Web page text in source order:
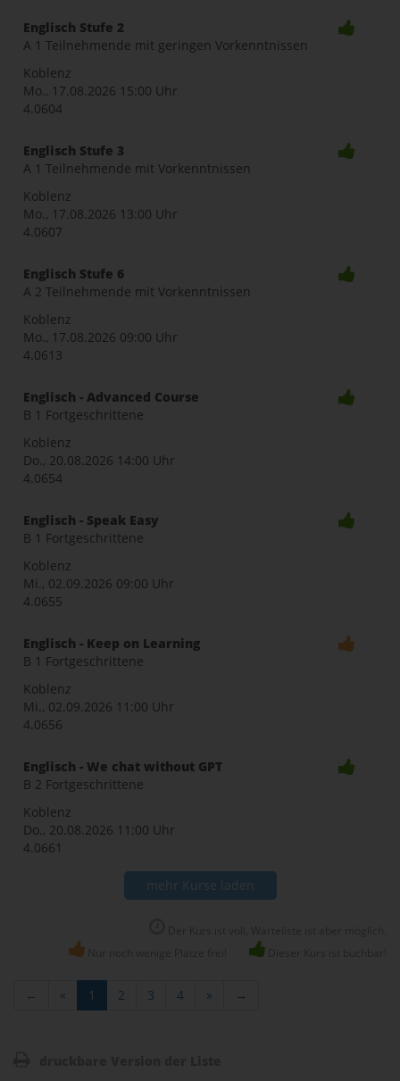
Englisch Stufe 2
A 1 Teilnehmende mit geringen Vorkenntnissen
Koblenz
Mo., 17.08.2026 15:00 Uhr
4.0604
Englisch Stufe 3
A 1 Teilnehmende mit Vorkenntnissen
Koblenz
Mo., 17.08.2026 13:00 Uhr
4.0607
Englisch Stufe 6
A 2 Teilnehmende mit Vorkenntnissen
Koblenz
Mo., 17.08.2026 09:00 Uhr
4.0613
Englisch - Advanced Course
B 1 Fortgeschrittene
Koblenz
Do., 20.08.2026 14:00 Uhr
4.0654
Englisch - Speak Easy
B 1 Fortgeschrittene
Koblenz
Mi., 02.09.2026 09:00 Uhr
4.0655
Englisch - Keep on Learning
B 1 Fortgeschrittene
Koblenz
Mi., 02.09.2026 11:00 Uhr
4.0656
Englisch - We chat without GPT
B 2 Fortgeschrittene
Koblenz
Do., 20.08.2026 11:00 Uhr
4.0661
mehr Kurse laden
← « 1 2 3 4 » →